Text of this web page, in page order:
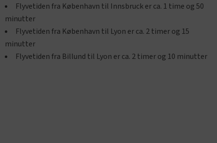
Flyvetiden fra København til Innsbruck er ca. 1 time og 50
minutter
Flyvetiden fra København til Lyon er ca. 2 timer og 15
minutter
Flyvetiden fra Billund til Lyon er ca. 2 timer og 10 minutter